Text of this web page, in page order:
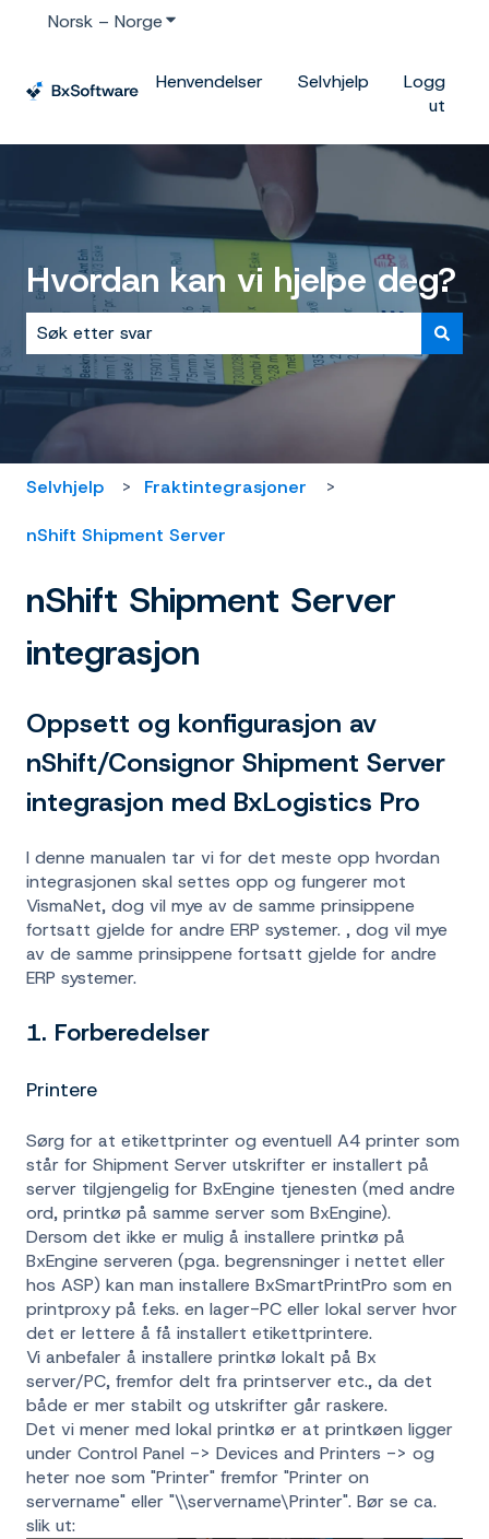
Norsk – NorgeVis undermeny for oversettelser
Henvendelser Selvhjelp
Logg
ut
Hvordan kan vi hjelpe deg?
Det finnes ingen forslag fordi søkefeltet er tomt.
Selvhjelp Fraktintegrasjoner
nShift Shipment Server
nShift Shipment Server
integrasjon
Oppsett og konfigurasjon av
nShift/Consignor Shipment Server
integrasjon med BxLogistics Pro
I denne manualen tar vi for det meste opp hvordan
integrasjonen skal settes opp og fungerer mot
VismaNet, dog vil mye av de samme prinsippene
fortsatt gjelde for andre ERP systemer. , dog vil mye
av de samme prinsippene fortsatt gjelde for andre
ERP systemer.
1. Forberedelser
Printere
Sørg for at etikettprinter og eventuell A4 printer som
står for Shipment Server utskrifter er installert på
server tilgjengelig for BxEngine tjenesten (med andre
ord, printkø på samme server som BxEngine).
Dersom det ikke er mulig å installere printkø på
BxEngine serveren (pga. begrensninger i nettet eller
hos ASP) kan man installere BxSmartPrintPro som en
printproxy på f.eks. en lager-PC eller lokal server hvor
det er lettere å få installert etikettprintere.
Vi anbefaler å installere printkø lokalt på Bx
server/PC, fremfor delt fra printserver etc., da det
både er mer stabilt og utskrifter går raskere.
Det vi mener med lokal printkø er at printkøen ligger
under Control Panel -> Devices and Printers -> og
heter noe som "Printer" fremfor "Printer on
servername" eller "\\servername\Printer". Bør se ca.
slik ut: